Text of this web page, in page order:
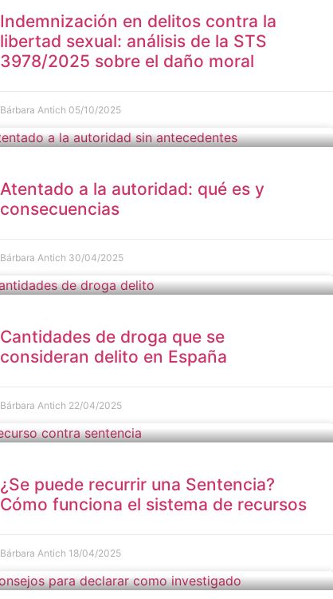
Indemnización en delitos contra la
libertad sexual: análisis de la STS
3978/2025 sobre el daño moral
Bárbara Antich 05/10/2025
Atentado a la autoridad: qué es y
consecuencias
Bárbara Antich 30/04/2025
Cantidades de droga que se
consideran delito en España
Bárbara Antich 22/04/2025
¿Se puede recurrir una Sentencia?
Cómo funciona el sistema de recursos
Bárbara Antich 18/04/2025